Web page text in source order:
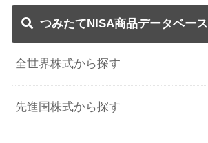
つみたてNISA商品データベース
全世界株式から探す
先進国株式から探す